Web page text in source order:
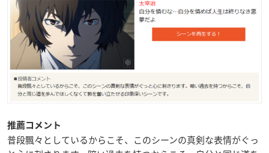
推薦コメント
普段飄々としているからこそ、このシーンの真剣な表情がぐっ